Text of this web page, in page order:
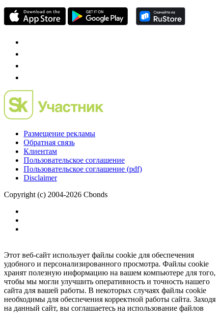
Размещение рекламы
Обратная связь
Клиентам
Пользовательское соглашение
Пользовательское соглашение (pdf)
Disclaimer
Copyright (c) 2004-2026 Cbonds
Этот веб-сайт использует файлы cookie для обеспечения
удобного и персонализированного просмотра. Файлы cookie
хранят полезную информацию на вашем компьютере для того,
чтобы мы могли улучшить оперативность и точность нашего
сайта для вашей работы. В некоторых случаях файлы cookie
необходимы для обеспечения корректной работы сайта. Заходя
на данный сайт, вы соглашаетесь на использование файлов